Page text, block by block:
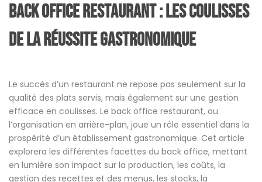
Back office restaurant : Les coulisses
de la réussite gastronomique
Le succès d’un restaurant ne repose pas seulement sur la
qualité des plats servis, mais également sur une gestion
efficace en coulisses. Le back office restaurant, ou
l’organisation en arrière-plan, joue un rôle essentiel dans la
prospérité d’un établissement gastronomique. Cet article
explorera les différentes facettes du back office, mettant
en lumière son impact sur la production, les coûts, la
gestion des recettes et des menus, les stocks, la